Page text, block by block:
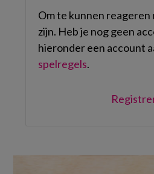
Om te kunnen reageren
zijn. Heb je nog geen
hieronder een account
spelregels.